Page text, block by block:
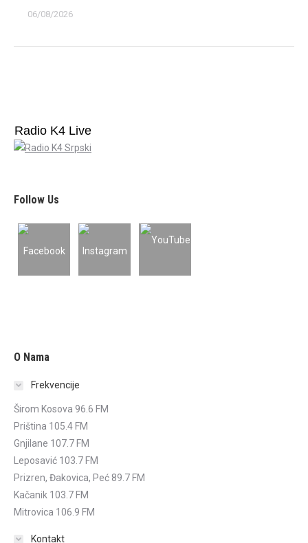
06/08/2026
Radio K4 Live
Follow Us
O Nama
Frekvencije
Širom Kosova 96.6 FM
Priština 105.4 FM
Gnjilane 107.7 FM
Leposavić 103.7 FM
Prizren, Đakovica, Peć 89.7 FM
Kačanik 103.7 FM
Mitrovica 106.9 FM
Kontakt